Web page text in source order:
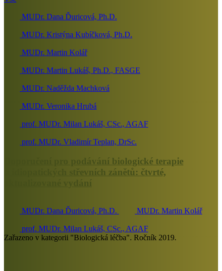
MUDr. Dana Ďuricová, Ph.D.
MUDr. Kristýna Kubíčková, Ph.D.
MUDr. Martin Kolář
MUDr. Martin Lukáš, Ph.D., FASGE
MUDr. Naděžda Machková
MUDr. Veronika Hrubá
prof. MUDr. Milan Lukáš, CSc., AGAF
prof. MUDr. Vladimír Teplan, DrSc.
Doporučení pro podávání biologické terapie
u idiopatických střevních zánětů: čtvrté,
aktualizované vydání
MUDr. Dana Ďuricová, Ph.D. MUDr. Martin Kolář
prof. MUDr. Milan Lukáš, CSc., AGAF
Zařazeno v kategorii "Biologická léčba". Ročník 2019.